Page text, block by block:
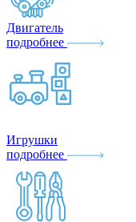
Двигатель
подробнее
Игрушки
подробнее